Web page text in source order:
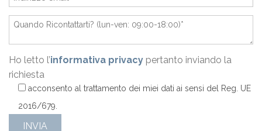
Ho letto l’informativa privacy pertanto inviando la
richiesta
acconsento al trattamento dei miei dati ai sensi del Reg. UE
2016/679.